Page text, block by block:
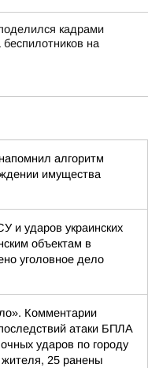
кадрами
на
алгоритм
имущества
и ударов украинских
объектам в
уголовное дело
Комментарии
атаки БПЛА
ударов по городу
25 ранены